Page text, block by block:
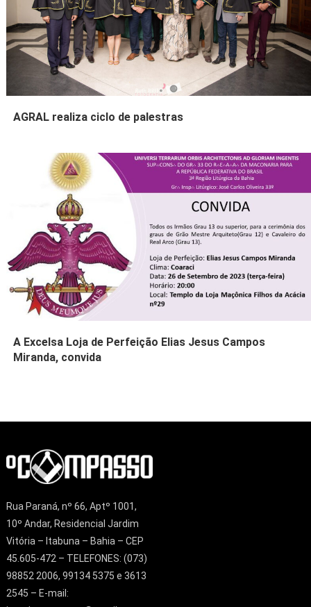
AGRAL realiza ciclo de palestras
A Excelsa Loja de Perfeição Elias Jesus Campos
Miranda, convida
Rua Paraná, nº 66, Aptº 1001,
10º Andar, Residencial Jardim
Vitória – Itabuna – Bahia – CEP
45.605-472 – TELEFONES: (073)
98852 2006, 99134 5375 e 3613
2545 – E-mail: